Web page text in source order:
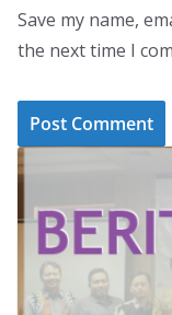
Save my name,
the next time I